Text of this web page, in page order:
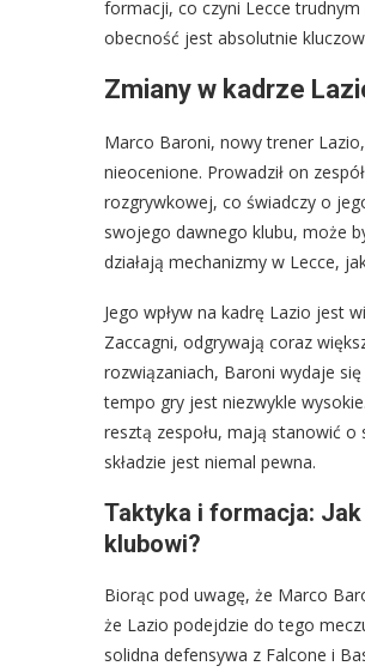
formacji, co czyni Lecce trudnym
obecność jest absolutnie
Zmiany w kadrze
Marco Baroni, nowy trener
nieocenione. Prowadził on
rozgrywkowej, co świadczy o
swojego dawnego klubu, może
działają mechanizmy w Lecce,
Jego wpływ na kadrę Lazio jest
Zaccagni, odgrywają coraz
rozwiązaniach, Baroni wydaje
tempo gry jest niezwykle
resztą zespołu, mają stanowić
składzie jest niemal pewna.
Taktyka i formacja:
klubowi?
Biorąc pod uwagę, że Marco
że Lazio podejdzie do tego
solidna defensywa z Falcone i